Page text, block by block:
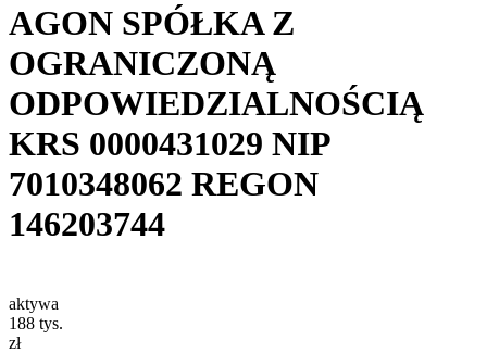
AGON SPÓŁKA Z
OGRANICZONĄ
ODPOWIEDZIALNOŚCIĄ
KRS 0000431029 NIP
7010348062 REGON
146203744
aktywa
188 tys.
zł